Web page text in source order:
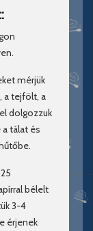
mérjük
a tejfölt, a
dolgozzuk
tálat és
bélelt
3-4
érjenek